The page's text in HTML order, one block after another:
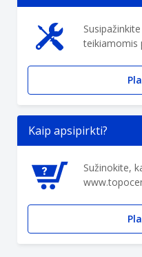
teikiamomis
Kaip apsipirkti?
Sužinokite,